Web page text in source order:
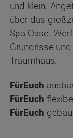
und klein.
über das
Spa-Oase.
Grundrisse
Traumhaus.
FürEuch
FürEuch
FürEuch